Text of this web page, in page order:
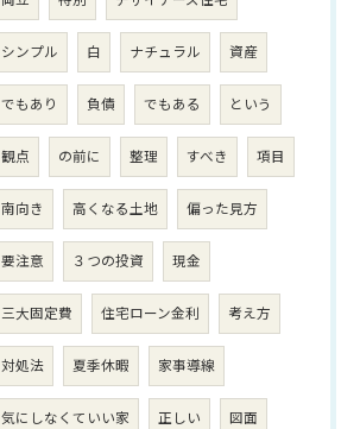
シンプル 白 ナチュラル 資産
でもあり 負債 でもある という
観点 の前に 整理 すべき 項目
南向き 高くなる土地 偏った見方
要注意 ３つの投資 現金
三大固定費 住宅ローン金利 考え方
対処法 夏季休暇 家事導線
気にしなくていい家 正しい 図面